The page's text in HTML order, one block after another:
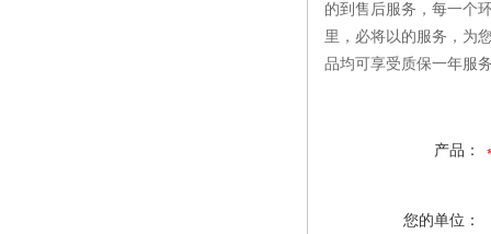
的到售后服务，每一个
里，必将以的服务，为
品均可享受质保一年服
产品：
您的单位：